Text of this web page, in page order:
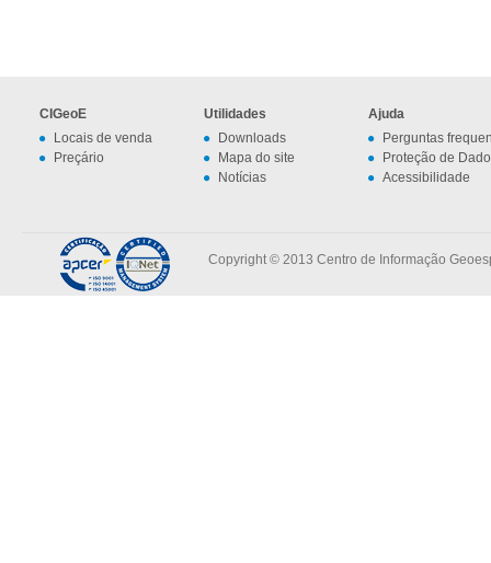
CIGeoE
Locais de venda
Preçário
Utilidades
Downloads
Mapa do site
Notícias
Ajuda
Perguntas
Proteção de
Acessibilidade
Copyright © 2013 Centro de Informação